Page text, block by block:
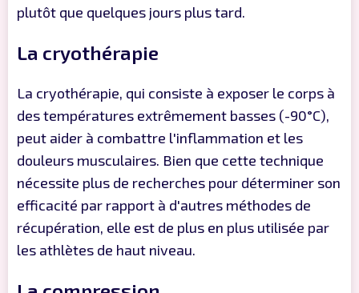
plutôt que quelques jours plus tard.
La cryothérapie
La cryothérapie, qui consiste à exposer le corps à
des températures extrêmement basses (-90°C),
peut aider à combattre l'inflammation et les
douleurs musculaires. Bien que cette technique
nécessite plus de recherches pour déterminer son
efficacité par rapport à d'autres méthodes de
récupération, elle est de plus en plus utilisée par
les athlètes de haut niveau.